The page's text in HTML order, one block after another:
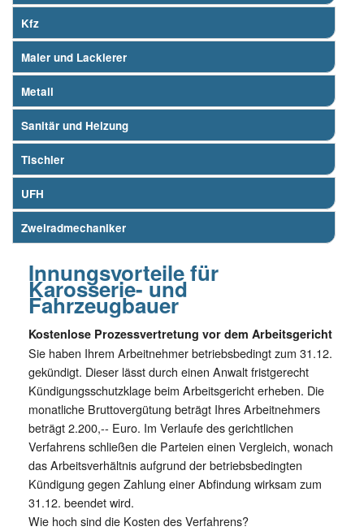
Kfz
Maler und Lackierer
Metall
Sanitär und Heizung
Tischler
UFH
Zweiradmechaniker
Innungsvorteile für
Karosserie- und
Fahrzeugbauer
Kostenlose Prozessvertretung vor dem Arbeitsgericht
Sie haben Ihrem Arbeitnehmer betriebsbedingt zum 31.12.
gekündigt. Dieser lässt durch einen Anwalt fristgerecht
Kündigungsschutzklage beim Arbeitsgericht erheben. Die
monatliche Bruttovergütung beträgt Ihres Arbeitnehmers
beträgt 2.200,-- Euro. Im Verlaufe des gerichtlichen
Verfahrens schließen die Parteien einen Vergleich, wonach
das Arbeitsverhältnis aufgrund der betriebsbedingten
Kündigung gegen Zahlung einer Abfindung wirksam zum
31.12. beendet wird.
Wie hoch sind die Kosten des Verfahrens?